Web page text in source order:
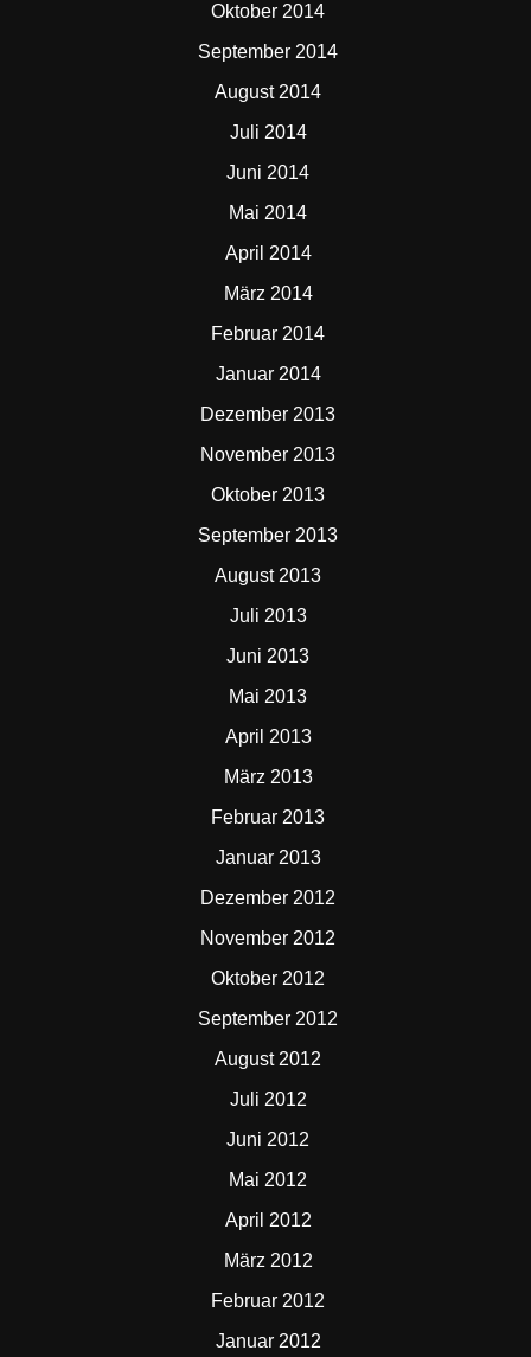
Oktober 2014
September 2014
August 2014
Juli 2014
Juni 2014
Mai 2014
April 2014
März 2014
Februar 2014
Januar 2014
Dezember 2013
November 2013
Oktober 2013
September 2013
August 2013
Juli 2013
Juni 2013
Mai 2013
April 2013
März 2013
Februar 2013
Januar 2013
Dezember 2012
November 2012
Oktober 2012
September 2012
August 2012
Juli 2012
Juni 2012
Mai 2012
April 2012
März 2012
Februar 2012
Januar 2012